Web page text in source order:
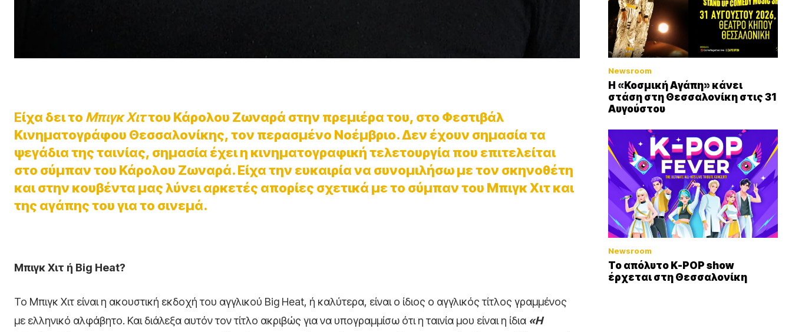
Είχα δει το Μπιγκ Χιττου Κάρολου Ζωναρά στην πρεμιέρα του, στο Φεστιβάλ
Κινηματογράφου Θεσσαλονίκης, τον περασμένο Νοέμβριο. Δεν έχουν σημασία τα
ψεγάδια της ταινίας, σημασία έχει η κινηματογραφική τελετουργία που επιτελείται
στο σύμπαν του Κάρολου Ζωναρά. Είχα την ευκαιρία να συνομιλήσω με τον σκηνοθέτη
και στην κουβέντα μας λύνει αρκετές απορίες σχετικά με το σύμπαν του Μπιγκ Χιτ και
της αγάπης του για το σινεμά.
Μπιγκ Χιτ ή Big Heat?
Το Μπιγκ Χιτ είναι η ακουστική εκδοχή του αγγλικού Big Heat, ή καλύτερα, είναι ο ίδιος o αγγλικός τίτλος γραμμένος
με ελληνικό αλφάβητο. Και διάλεξα αυτόν τον τίτλο ακριβώς για να υπογραμμίσω ότι η ταινία μου είναι η ίδια «H
Newsroom
Η «Κοσμική Αγάπη» κάνει
στάση στη Θεσσαλονίκη στις 31
Αυγούστου
Newsroom
Το απόλυτο K-POP show
έρχεται στη Θεσσαλονίκη